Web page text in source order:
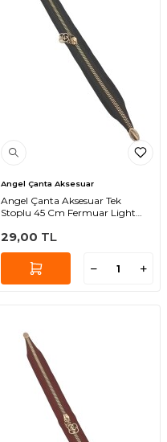
Angel Çanta Aksesuar
Angel Çanta Aksesuar Tek
Stoplu 45 Cm Fermuar Light
29,00 TL